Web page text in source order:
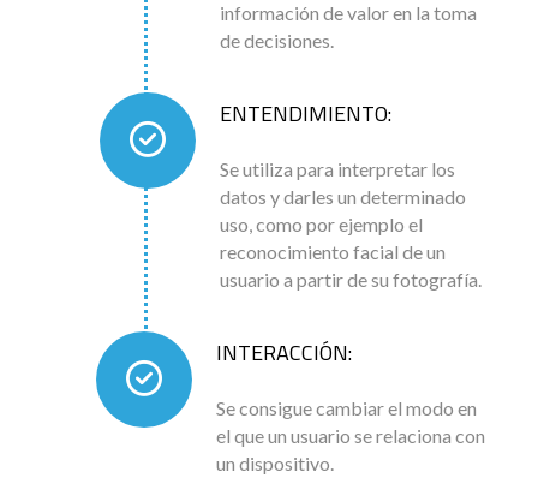
información de valor en la toma
de decisiones.
ENTENDIMIENTO:
Se utiliza para interpretar los
datos y darles un determinado
uso, como por ejemplo el
reconocimiento facial de un
usuario a partir de su fotografía.
INTERACCIÓN:
Se consigue cambiar el modo en
el que un usuario se relaciona con
un dispositivo.